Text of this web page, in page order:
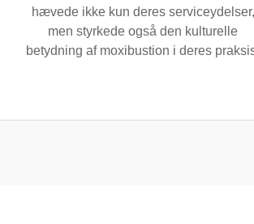
hævede ikke kun deres serviceydelser,
men styrkede også den kulturelle
betydning af moxibustion i deres